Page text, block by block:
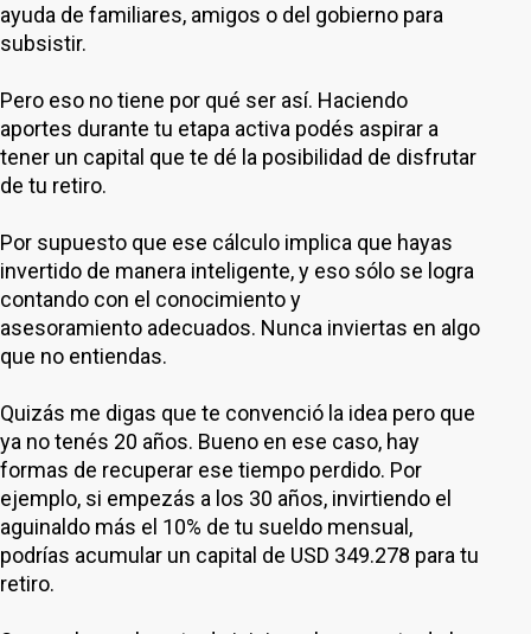
ayuda de familiares, amigos o del gobierno para
subsistir.
Pero eso no tiene por qué ser así. Haciendo
aportes durante tu etapa activa podés aspirar a
tener un capital que te dé la posibilidad de disfrutar
de tu retiro.
Por supuesto que ese cálculo implica que hayas
invertido de manera inteligente, y eso sólo se logra
contando con el conocimiento y
asesoramiento adecuados. Nunca inviertas en algo
que no entiendas.
Quizás me digas que te convenció la idea pero que
ya no tenés 20 años. Bueno en ese caso, hay
formas de recuperar ese tiempo perdido. Por
ejemplo, si empezás a los 30 años, invirtiendo el
aguinaldo más el 10% de tu sueldo mensual,
podrías acumular un capital de USD 349.278 para tu
retiro.